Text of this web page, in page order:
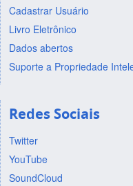
Cadastrar Usuário
Livro Eletrônico
Dados abertos
Suporte a Propriedade
Redes Sociais
Twitter
YouTube
SoundCloud